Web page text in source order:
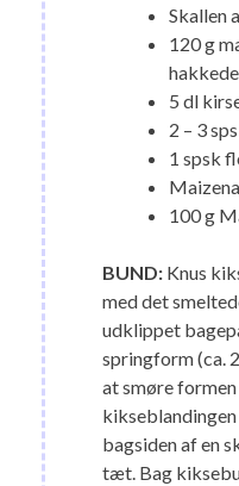
Skallen
120 g
hakkede
5 dl
2 – 3
1 spsk
100 g
BUND: Knus
med det
udklippet
springform (ca.
at smøre
bagsiden af en
tæt. Bag